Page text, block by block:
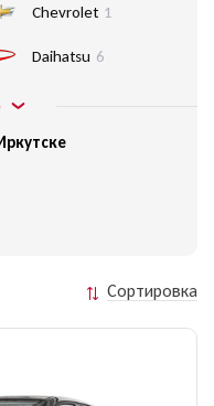
Chevrolet 1
Daihatsu 6
Сортировка